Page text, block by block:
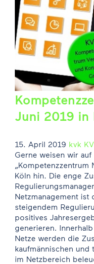
Juni 2019 in
15. April 2019 kvk
Gerne weisen wir
„Kompetenzzentrum
Köln hin. Die enge
Netzmanagement ist
steigendem
positives
generieren.
Netze werden die
kaufmännischen und
im Netzbereich